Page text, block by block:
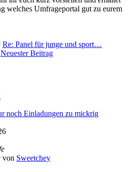
welches Umfrageportal gut zu eurem
Re: Panel für junge und sport…
Neuester Beitrag
noch Einladungen zu mickrig
von Sweetchey